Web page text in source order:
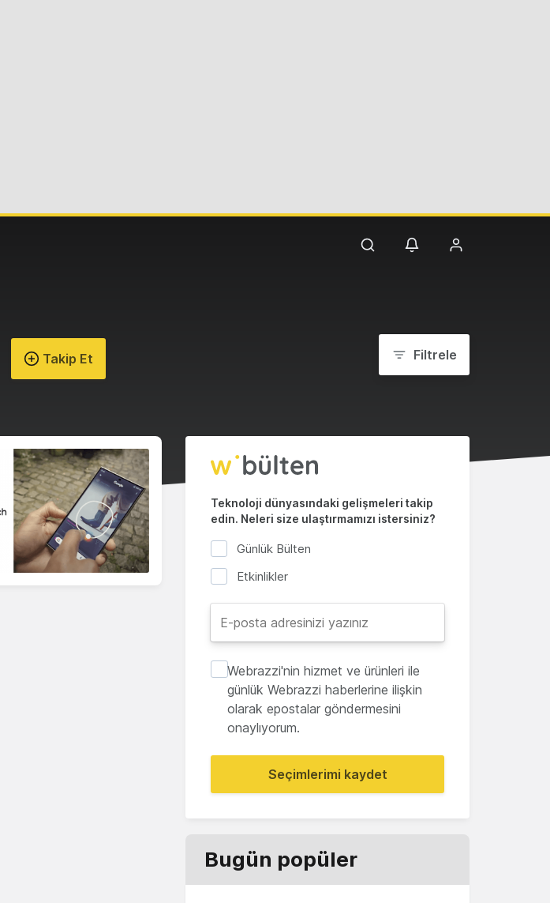
Takip Et Filtrele
Teknoloji dünyasındaki gelişmeleri takip
edin. Neleri size ulaştırmamızı istersiniz?
Günlük Bülten
Etkinlikler
Webrazzi'nin hizmet ve ürünleri ile
günlük Webrazzi haberlerine ilişkin
olarak epostalar göndermesini
onaylıyorum.
Seçimlerimi kaydet
Bugün popüler